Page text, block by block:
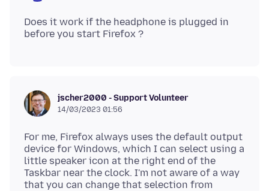
Does it work if the headphone is plugged in
jscher2000 - Support Volunteer
14/03/2023 01:56
For me, Firefox always uses the default output
device for Windows, which I can select using a
little speaker icon at the right end of the
Taskbar near the clock. I'm not aware of a way
that you can change that selection from